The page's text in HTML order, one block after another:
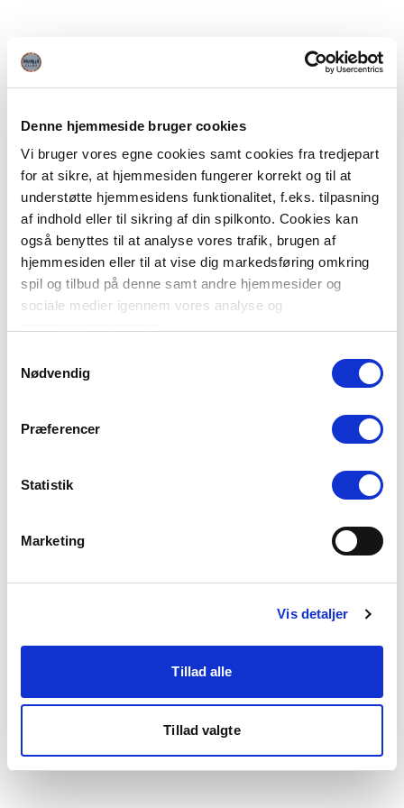
Denne hjemmeside bruger cookies
Vi bruger vores egne cookies samt cookies fra tredjepart
for at sikre, at hjemmesiden fungerer korrekt og til at
understøtte hjemmesidens funktionalitet, f.eks. tilpasning
af indhold eller til sikring af din spilkonto. Cookies kan
også benyttes til at analyse vores trafik, brugen af
hjemmesiden eller til at vise dig markedsføring omkring
spil og tilbud på denne samt andre hjemmesider og
sociale medier igennem vores analyse og
Du kan læse mere om vores brug af cookies under
"Detaljer" eller ved at klikke videre til vores Cookiepolitik,
Nødvendig
Præferencer
Statistik
Marketing
Vis detaljer
Tillad alle
Tillad valgte